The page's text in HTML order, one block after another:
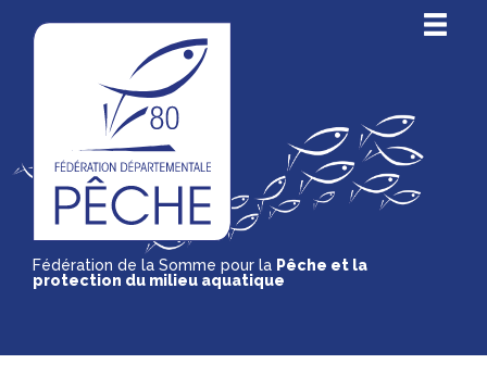
Fédération de la Somme pour la Pêche et la
protection du milieu aquatique